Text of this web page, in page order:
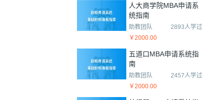
人大商学院MBA申请系
统指南
助教团队
2893人学过
￥2000.00
五道口MBA申请系统指
南
助教团队
2457人学过
￥2000.00